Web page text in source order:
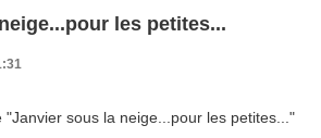
Janvier sous la neige...pour les petites...